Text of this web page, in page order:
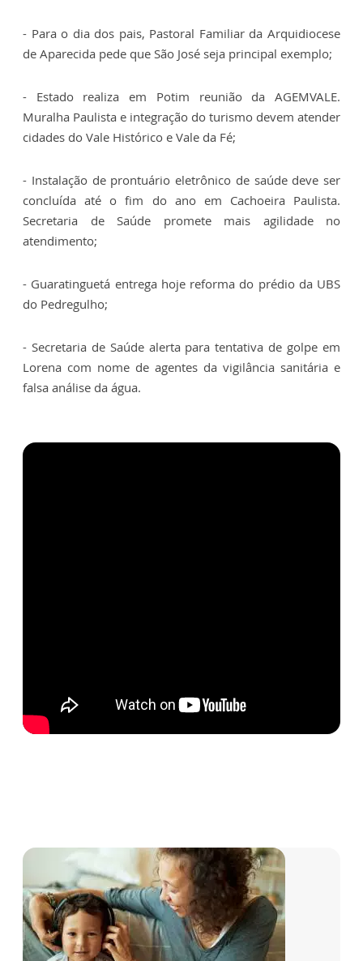
- Para o dia dos pais, Pastoral Familiar da Arquidiocese
de Aparecida pede que São José seja principal exemplo;
- Estado realiza em Potim reunião da AGEMVALE.
Muralha Paulista e integração do turismo devem atender
cidades do Vale Histórico e Vale da Fé;
- Instalação de prontuário eletrônico de saúde deve ser
concluída até o fim do ano em Cachoeira Paulista.
Secretaria de Saúde promete mais agilidade no
atendimento;
- Guaratinguetá entrega hoje reforma do prédio da UBS
do Pedregulho;
- Secretaria de Saúde alerta para tentativa de golpe em
Lorena com nome de agentes da vigilância sanitária e
falsa análise da água.